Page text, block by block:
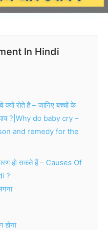
In Hindi
रोते हैं – जानिए बच्चों के
?|Why do baby cry –
and remedy for the
हो सकते हैं – Causes Of
?